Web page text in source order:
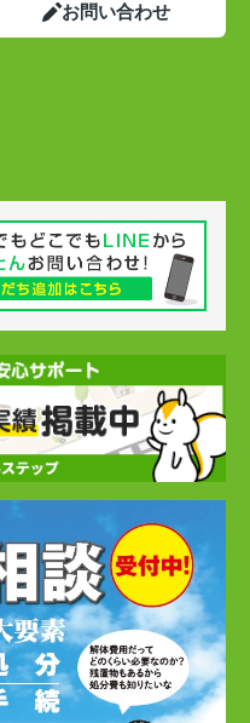
お問い合わせ